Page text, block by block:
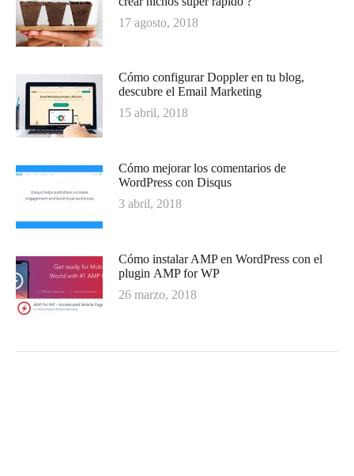
17 agosto, 2018
Cómo configurar Doppler en tu blog,
descubre el Email Marketing
15 abril, 2018
Cómo mejorar los comentarios de
WordPress con Disqus
3 abril, 2018
Cómo instalar AMP en WordPress con el
plugin AMP for WP
26 marzo, 2018